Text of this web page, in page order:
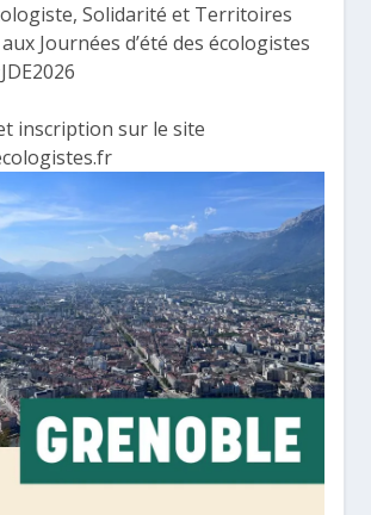
Solidarité et Territoires
Journées d’été des écologistes
inscription sur le site